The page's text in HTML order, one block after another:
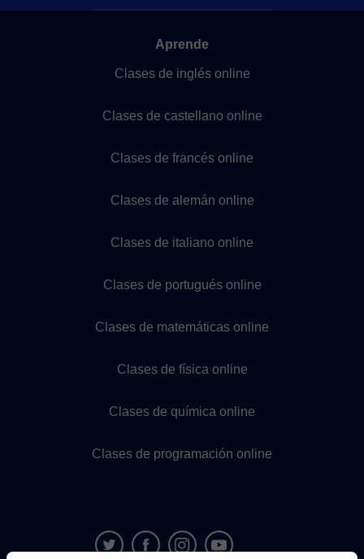
Aprende
Clases de inglés online
Clases de castellano online
Clases de francés online
Clases de alemán online
Clases de italiano online
Clases de portugués online
Clases de matemáticas online
Clases de física online
Clases de química online
Clases de programación online